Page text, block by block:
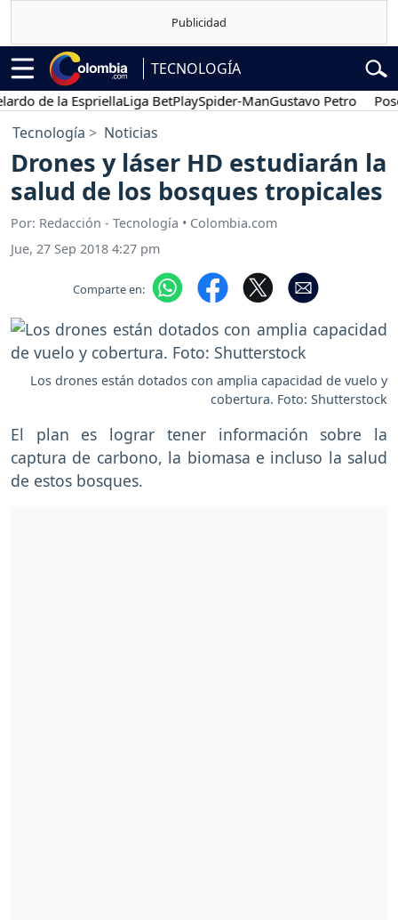
TECNOLOGÍA
de la EspriellaLiga BetPlaySpider-ManGustavo Petro
Tecnología Noticias
Drones y láser HD estudiarán la
salud de los bosques tropicales
Por: Redacción - Tecnología • Colombia.com
Jue, 27 Sep 2018 4:27 pm
Comparte en:
Los drones están dotados con amplia capacidad de vuelo y
cobertura. Foto: Shutterstock
El plan es lograr tener información sobre la
captura de carbono, la biomasa e incluso la salud
de estos bosques.